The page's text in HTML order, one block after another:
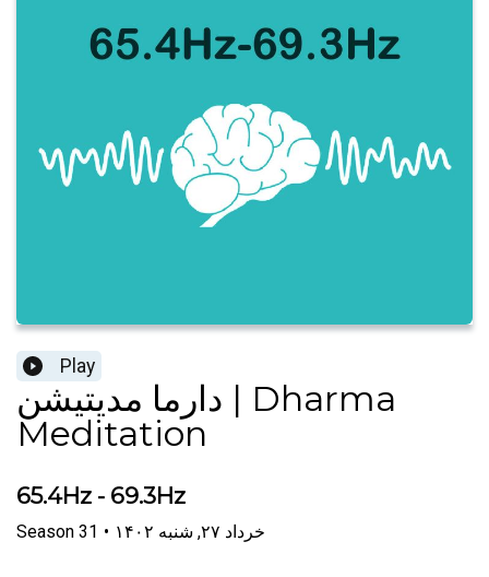
Play
دارما مدیتیشن | Dharma
Meditation
65.4Hz - 69.3Hz
Season 31 • ۱۴۰۲ خرداد ۲۷, شنبه